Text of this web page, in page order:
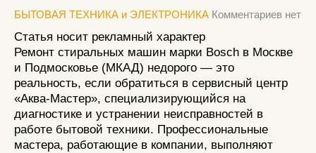
БЫТОВАЯ ТЕХНИКА и ЭЛЕКТРОНИКА Комментариев нет
Статья носит рекламный характер
Ремонт стиральных машин марки Bosch в Москве
и Подмосковье (МКАД) недорого — это
реальность, если обратиться в сервисный центр
«Аква-Мастер», специализирующийся на
диагностике и устранении неисправностей в
работе бытовой техники. Профессиональные
мастера, работающие в компании, выполняют